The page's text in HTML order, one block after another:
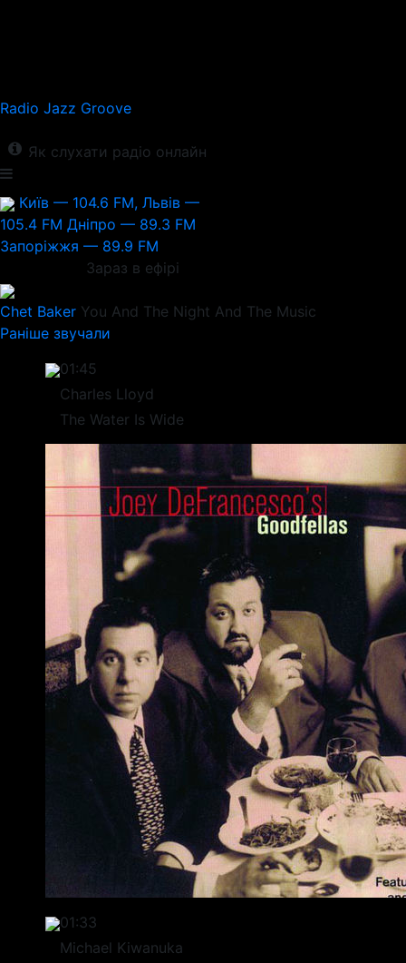
Radio Jazz Groove
Як слухати радіо онлайн
Київ — 104.6 FM, Львів —
105.4 FM Дніпро — 89.3 FM
Запоріжжя — 89.9 FM
Зараз в ефірі
Chet Baker You And The Night And The Music
Раніше звучали
01:45
Charles Lloyd
The Water Is Wide
01:33
Michael Kiwanuka